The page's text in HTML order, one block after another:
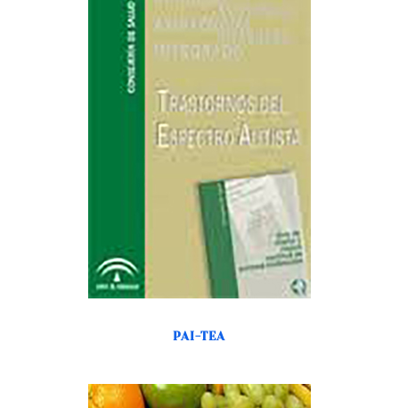
PAI-TEA